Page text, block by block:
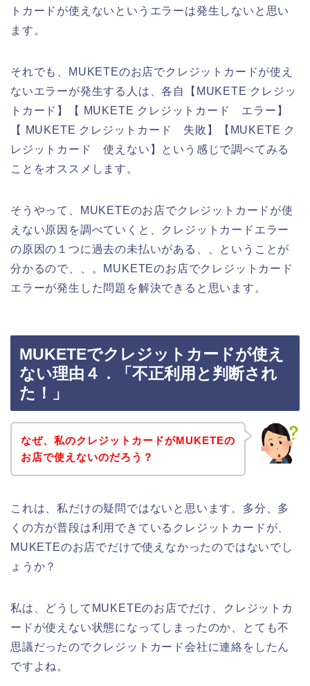
トカードが使えないというエラーは発生しないと思い
ます。
それでも、MUKETEのお店でクレジットカードが使え
ないエラーが発生する人は、各自【MUKETE クレジッ
トカード】【 MUKETE クレジットカード エラー】
【 MUKETE クレジットカード 失敗】【MUKETE ク
レジットカード 使えない】という感じで調べてみる
ことをオススメします。
そうやって、MUKETEのお店でクレジットカードが使
えない原因を調べていくと、クレジットカードエラー
の原因の１つに過去の未払いがある、、ということが
分かるので、、。MUKETEのお店でクレジットカード
エラーが発生した問題を解決できると思います。
MUKETEでクレジットカードが使え
ない理由４．「不正利用と判断され
た！」
なぜ、私のクレジットカードがMUKETEの
お店で使えないのだろう？
これは、私だけの疑問ではないと思います。多分、多
くの方が普段は利用できているクレジットカードが、
MUKETEのお店でだけで使えなかったのではないでし
ょうか？
私は、どうしてMUKETEのお店でだけ、クレジットカ
ードが使えない状態になってしまったのか、とても不
思議だったのでクレジットカード会社に連絡をしたん
ですよね。